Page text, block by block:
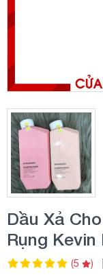
Dầu Xả
Rụng
(5 )